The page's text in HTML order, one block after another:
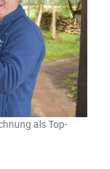
als Top-